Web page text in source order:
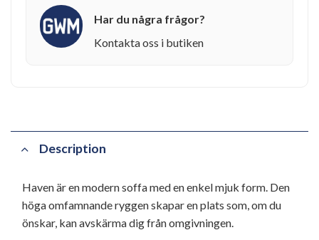
Har du några frågor?
Kontakta oss i butiken
Description
Haven är en modern soffa med en enkel mjuk form. Den
höga omfamnande ryggen skapar en plats som, om du
önskar, kan avskärma dig från omgivningen.